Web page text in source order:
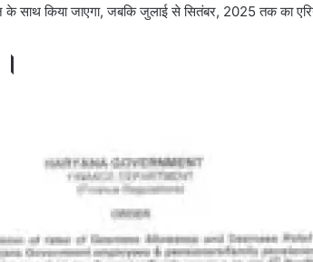
किया जाएगा, जबकि जुलाई से सितंबर, 2025 तक का